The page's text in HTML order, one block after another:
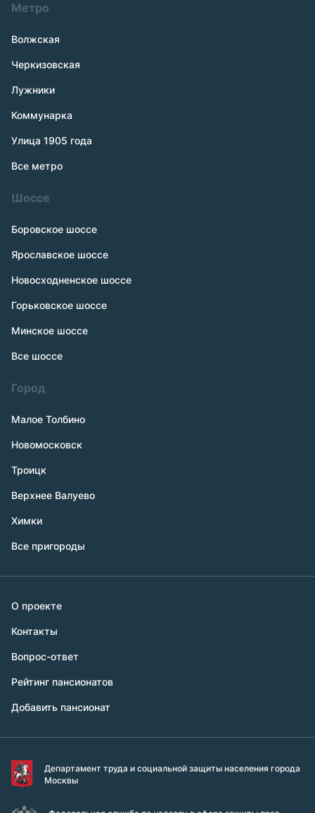
Метро
Волжская
Черкизовская
Лужники
Коммунарка
Улица 1905 года
Все метро
Шоссе
Боровское шоссе
Ярославское шоссе
Новосходненское шоссе
Горьковское шоссе
Минское шоссе
Все шоссе
Город
Малое Толбино
Новомосковск
Троицк
Верхнее Валуево
Химки
Все пригороды
О проекте
Контакты
Вопрос-ответ
Рейтинг пансионатов
Добавить пансионат
Департамент труда и социальной защиты населения города
Москвы